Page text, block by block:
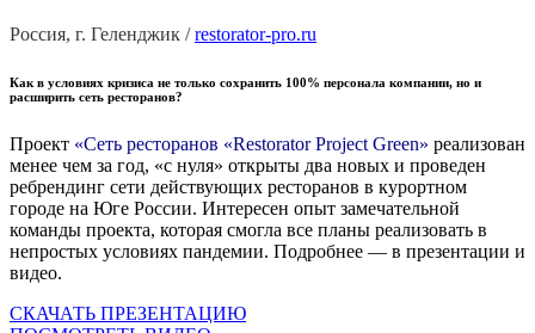
Россия, г. Геленджик / restorator-pro.ru
Как в условиях кризиса не только сохранить 100% персонала компании, но и
расширить сеть ресторанов?
Проект «Сеть ресторанов «Restorator Project Green» реализован
менее чем за год, «с нуля» открыты два новых и проведен
ребрендинг сети действующих ресторанов в курортном
городе на Юге России. Интересен опыт замечательной
команды проекта, которая смогла все планы реализовать в
непростых условиях пандемии. Подробнее — в презентации и
видео.
СКАЧАТЬ ПРЕЗЕНТАЦИЮ